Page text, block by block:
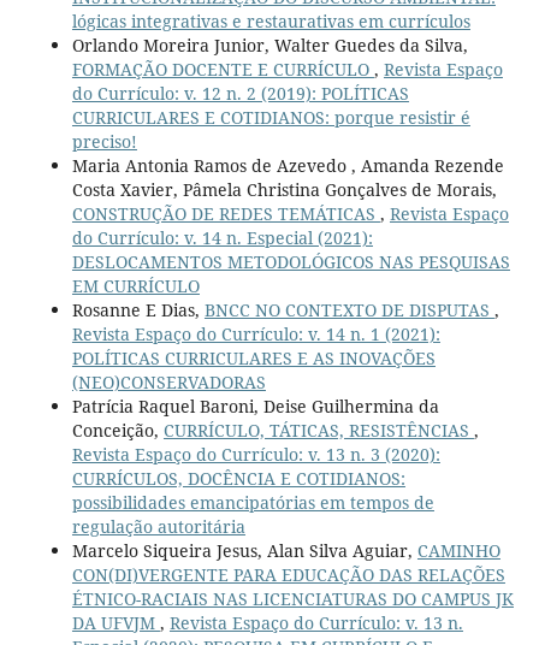
lógicas integrativas e restaurativas em currículos
Orlando Moreira Junior, Walter Guedes da Silva,
FORMAÇÃO DOCENTE E CURRÍCULO , Revista Espaço
do Currículo: v. 12 n. 2 (2019): POLÍTICAS
CURRICULARES E COTIDIANOS: porque resistir é
preciso!
Maria Antonia Ramos de Azevedo , Amanda Rezende
Costa Xavier, Pâmela Christina Gonçalves de Morais,
CONSTRUÇÃO DE REDES TEMÁTICAS , Revista Espaço
do Currículo: v. 14 n. Especial (2021):
DESLOCAMENTOS METODOLÓGICOS NAS PESQUISAS
EM CURRÍCULO
Rosanne E Dias, BNCC NO CONTEXTO DE DISPUTAS ,
Revista Espaço do Currículo: v. 14 n. 1 (2021):
POLÍTICAS CURRICULARES E AS INOVAÇÕES
(NEO)CONSERVADORAS
Patrícia Raquel Baroni, Deise Guilhermina da
Conceição, CURRÍCULO, TÁTICAS, RESISTÊNCIAS ,
Revista Espaço do Currículo: v. 13 n. 3 (2020):
CURRÍCULOS, DOCÊNCIA E COTIDIANOS:
possibilidades emancipatórias em tempos de
regulação autoritária
Marcelo Siqueira Jesus, Alan Silva Aguiar, CAMINHO
CON(DI)VERGENTE PARA EDUCAÇÃO DAS RELAÇÕES
ÉTNICO-RACIAIS NAS LICENCIATURAS DO CAMPUS JK
DA UFVJM , Revista Espaço do Currículo: v. 13 n.